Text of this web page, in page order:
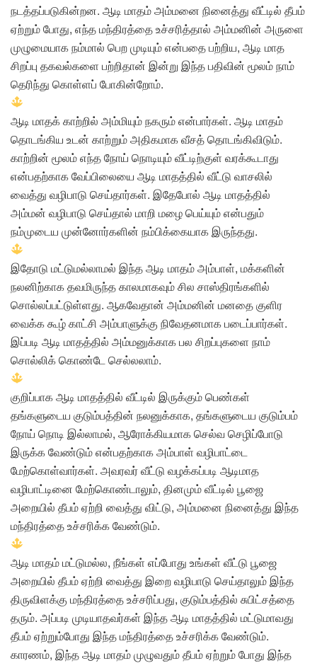
நடத்தப்படுகின்றன. ஆடி மாதம் அம்மனை நினைத்து வீட்டில் தீபம்
ஏற்றும் போது, எந்த மந்திரத்தை உச்சரித்தால் அம்மனின் அருளை
முழுமையாக நம்மால் பெற முடியும் என்பதை பற்றிய, ஆடி மாத
சிறப்பு தகவல்களை பற்றிதான் இன்று இந்த பதிவின் மூலம் நாம்
தெரிந்து கொள்ளப் போகின்றோம்.
ஆடி மாதக் காற்றில் அம்மியும் நகரும் என்பார்கள். ஆடி மாதம்
தொடங்கிய உடன் காற்றும் அதிகமாக வீசத் தொடங்கிவிடும்.
காற்றின் மூலம் எந்த நோய் நொடியும் வீட்டிற்குள் வரக்கூடாது
என்பதற்காக வேப்பிலையை ஆடி மாதத்தில் வீட்டு வாசலில்
வைத்து வழிபாடு செய்தார்கள். இதேபோல் ஆடி மாதத்தில்
அம்மன் வழிபாடு செய்தால் மாறி மழை பெய்யும் என்பதும்
நம்முடைய முன்னோர்களின் நம்பிக்கையாக இருந்தது.
இதோடு மட்டுமல்லாமல் இந்த ஆடி மாதம் அம்பாள், மக்களின்
நலனிற்காக தவமிருந்த காலமாகவும் சில சாஸ்திரங்களில்
சொல்லப்பட்டுள்ளது. ஆகவேதான் அம்மனின் மனதை குளிர
வைக்க கூழ் காட்சி அம்பாளுக்கு நிவேதனமாக படைப்பார்கள்.
இப்படி ஆடி மாதத்தில் அம்மனுக்காக பல சிறப்புகளை நாம்
சொல்லிக் கொண்டே செல்லலாம்.
குறிப்பாக ஆடி மாதத்தில் வீட்டில் இருக்கும் பெண்கள்
தங்களுடைய குடும்பத்தின் நலனுக்காக, தங்களுடைய குடும்பம்
நோய் நொடி இல்லாமல், ஆரோக்கியமாக செல்வ செழிப்போடு
இருக்க வேண்டும் என்பதற்காக அம்பாள் வழிபாட்டை
மேற்கொள்வார்கள். அவரவர் வீட்டு வழக்கப்படி ஆடிமாத
வழிபாட்டினை மேற்கொண்டாலும், தினமும் வீட்டில் பூஜை
அறையில் தீபம் ஏற்றி வைத்து விட்டு, அம்மனை நினைத்து இந்த
மந்திரத்தை உச்சரிக்க வேண்டும்.
ஆடி மாதம் மட்டுமல்ல, நீங்கள் எப்போது உங்கள் வீட்டு பூஜை
அறையில் தீபம் ஏற்றி வைத்து இறை வழிபாடு செய்தாலும் இந்த
திருவிளக்கு மந்திரத்தை உச்சரிப்பது, குடும்பத்தில் சுபிட்சத்தை
தரும். அப்படி முடியாதவர்கள் இந்த ஆடி மாதத்தில் மட்டுமாவது
தீபம் ஏற்றும்போது இந்த மந்திரத்தை உச்சரிக்க வேண்டும்.
காரணம், இந்த ஆடி மாதம் முழுவதும் தீபம் ஏற்றும் போது இந்த